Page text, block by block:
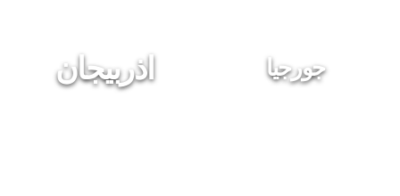
جورجيا اذربيجان